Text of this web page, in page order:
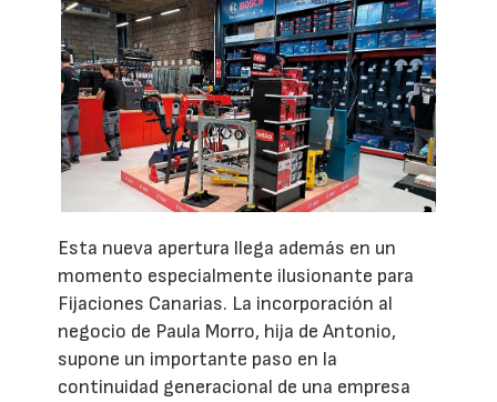
Esta nueva apertura llega además en un
momento especialmente ilusionante para
Fijaciones Canarias. La incorporación al
negocio de Paula Morro, hija de Antonio,
supone un importante paso en la
continuidad generacional de una empresa